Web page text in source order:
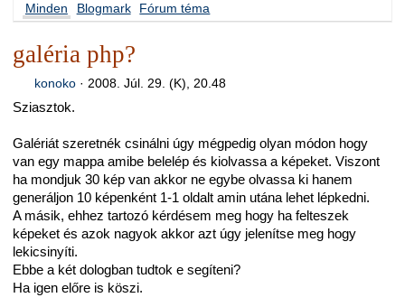
Minden
Blogmark Fórum téma
galéria php?
konoko· 2008. Júl. 29. (K), 20.48
Sziasztok.
Galériát szeretnék csinálni úgy mégpedig olyan módon hogy
van egy mappa amibe belelép és kiolvassa a képeket. Viszont
ha mondjuk 30 kép van akkor ne egybe olvassa ki hanem
generáljon 10 képenként 1-1 oldalt amin utána lehet lépkedni.
A másik, ehhez tartozó kérdésem meg hogy ha felteszek
képeket és azok nagyok akkor azt úgy jelenítse meg hogy
lekicsinyíti.
Ebbe a két dologban tudtok e segíteni?
Ha igen előre is köszi.